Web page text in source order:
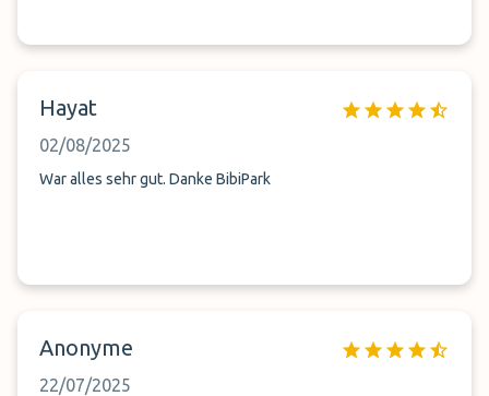
Hayat
02/08/2025
War alles sehr gut. Danke BibiPark
Anonyme
22/07/2025